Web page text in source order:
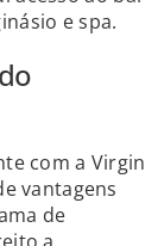
e spa.
com a Virgin
vantagens
de